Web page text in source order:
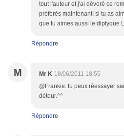
tout l'auteur et j'ai dévoré ce
préférés maintenant! si tu as
que tu aimes aussi le diptyque
Répondre
M Mr K 18/06/2011 18:55
@Frankie: tu peux réessayer
détour.^^
Répondre